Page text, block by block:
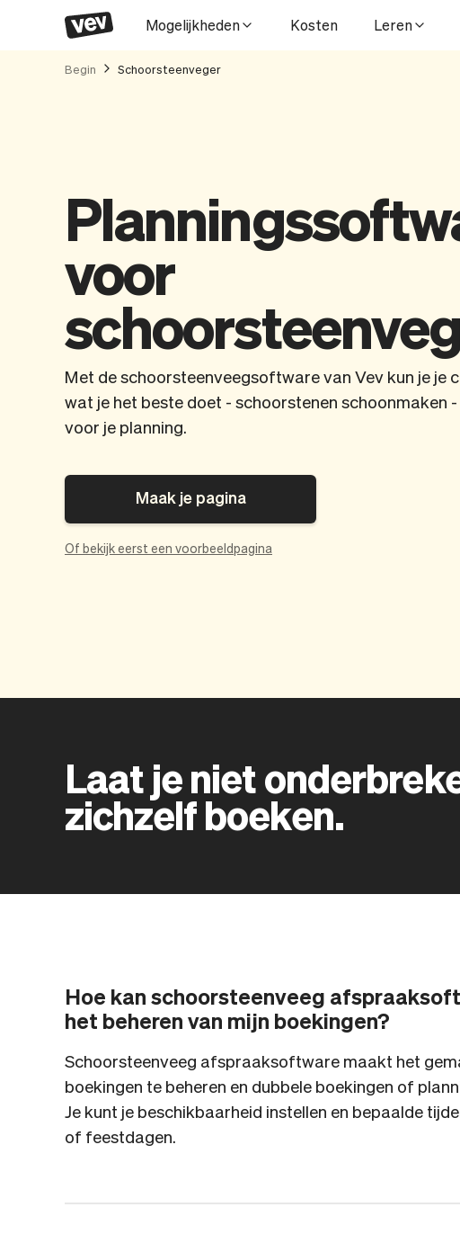
Mogelijkheden Kosten Leren
Begin Schoorsteenveger
voor
Met de schoorsteenveegsoftware van Vev kun je je
wat je het beste doet - schoorstenen schoonmaken
voor je planning.
Maak je pagina
Of bekijk eerst een voorbeeldpagina
Laat je niet
zichzelf boeken.
Hoe kan schoorsteenveeg
het beheren van mijn boekingen?
Schoorsteenveeg afspraaksoftware maakt het
boekingen te beheren en dubbele boekingen of
Je kunt je beschikbaarheid instellen en bepaalde
of feestdagen.